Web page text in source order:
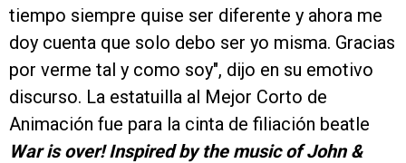
tiempo siempre quise ser diferente y ahora me
doy cuenta que solo debo ser yo misma. Gracias
por verme tal y como soy", dijo en su emotivo
discurso. La estatuilla al Mejor Corto de
Animación fue para la cinta de filiación beatle
War is over! Inspired by the music of John &